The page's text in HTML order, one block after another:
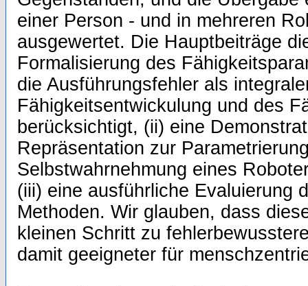
einer Person - und in mehreren
ausgewertet. Die Hauptbeiträge
Formalisierung des
die Ausführungsfehler als
Fähigkeitsentwickulung und des
berücksichtigt, (ii) eine
Repräsentation zur
Selbstwahrnehmung eines
(iii) eine ausführliche Evaluierung
Methoden. Wir glauben, dass
kleinen Schritt zu
damit geeigneter für